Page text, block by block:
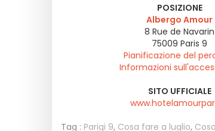
POSIZIONE
Albergo Amour
8 Rue de Navarin
75009 Paris 9
Pianificazione del
Informazioni
SITO UFFICIALE
Tag : Parigi 9, Cosa fare a luglio,